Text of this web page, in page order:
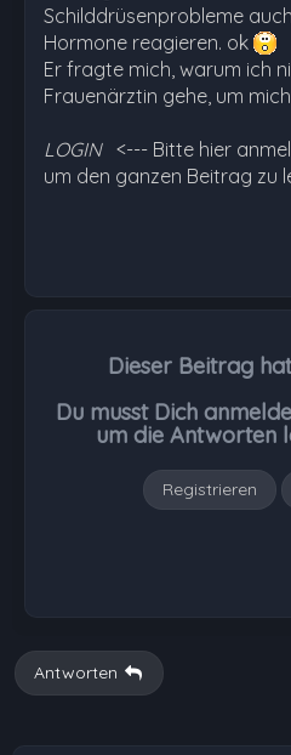
Schilddrüsenprobleme
Hormone reagieren. ok
Er fragte mich, warum ich
Frauenärztin gehe, um
LOGIN <--- Bitte hier
um den ganzen Beitrag zu
Dieser Beitrag
Du musst Dich
um die Antworten
Registrieren
Antworten